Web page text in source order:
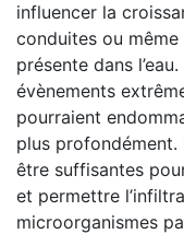
influencer la
conduites ou
présente dans l’eau.
évènements
pourraient
plus profondément.
être suffisantes
et permettre
microorganismes